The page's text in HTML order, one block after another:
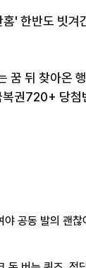
홈' 한반도 빗겨
꿈 뒤 찾아온
권720+ 당첨
공동 발의 괜